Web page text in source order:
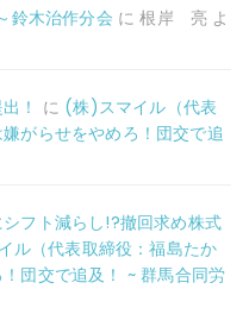
木治作分会 に根岸 亮 よ
！ に (株)スマイル（代表
がらせをやめろ！団交で追
フト減らし!?撤回求め株式
ル（代表取締役：福島たか
団交で追及！ ~ 群馬合同労